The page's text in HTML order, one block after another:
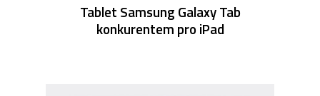
Tablet Samsung Galaxy Tab
konkurentem pro iPad